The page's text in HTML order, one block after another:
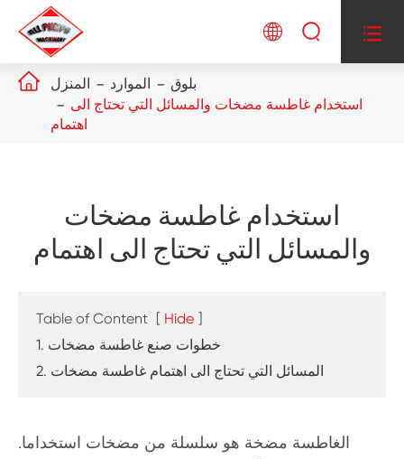
  
 المنزل الموارد
بلوق
استخدام غاطسة مضخات والمسائل التي تحتاج الى
اهتمام
استخدام غاطسة مضخات
والمسائل التي تحتاج الى اهتمام
Table of Content [ Hide ]
1. خطوات صنع غاطسة مضخات
2. المسائل التي تحتاج الى اهتمام غاطسة مضخات
الغاطسة مضخة هو سلسلة من مضخات استخداما.